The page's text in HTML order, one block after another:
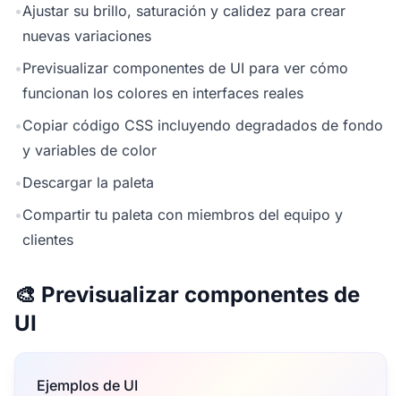
•Ajustar su brillo, saturación y calidez para crear
nuevas variaciones
•Previsualizar componentes de UI para ver cómo
funcionan los colores en interfaces reales
•Copiar código CSS incluyendo degradados de fondo
y variables de color
•Descargar la paleta
•Compartir tu paleta con miembros del equipo y
clientes
🎨 Previsualizar componentes de
UI
Ejemplos de UI